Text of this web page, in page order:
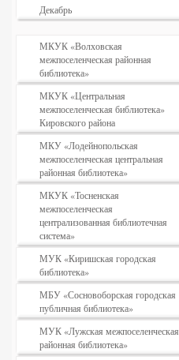
Декабрь
МКУК «Волховская
межпоселенческая районная
библиотека»
МКУК «Центральная
межпоселенческая библиотека»
Кировского района
МКУ «Лодейнопольская
межпоселенческая центральная
районная библиотека»
МКУК «Тосненская
межпоселенческая
централизованная библиотечная
система»
МУК «Киришская городская
библиотека»
МБУ «Сосновоборская городская
публичная библиотека»
МУК «Лужская межпоселенческая
районная библиотека»